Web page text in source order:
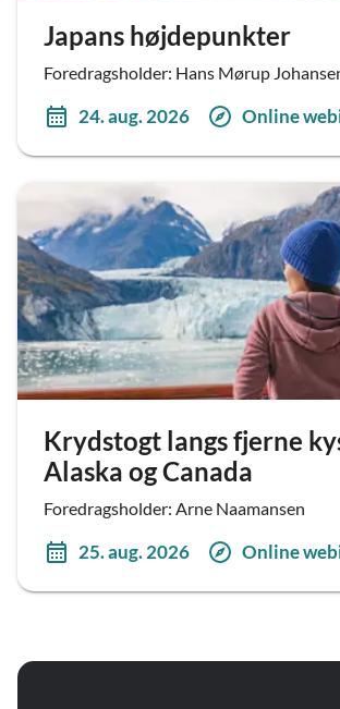
Japans højdepunkter
Foredragsholder: Hans Mørup
24. aug. 2026 Online
Krydstogt langs fjerne
Alaska og Canada
Foredragsholder: Arne Naamansen
25. aug. 2026 Online